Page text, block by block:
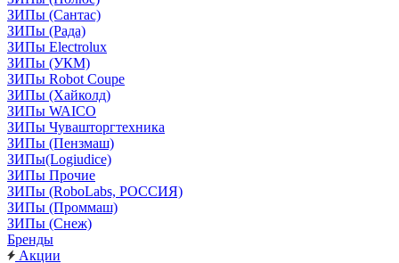
ЗИПы (Сантас)
ЗИПы (Рада)
ЗИПы Electrolux
ЗИПы (УКМ)
ЗИПы Robot Coupe
ЗИПы (Хайколд)
ЗИПы WAICO
ЗИПы Чувашторгтехника
ЗИПы (Пензмаш)
ЗИПы(Logiudice)
ЗИПы Прочие
ЗИПы (RoboLabs, РОССИЯ)
ЗИПы (Проммаш)
ЗИПы (Снеж)
Бренды
Акции